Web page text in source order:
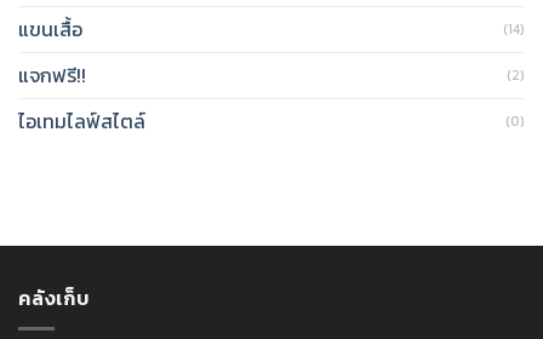
แขนเสื้อ (14)
แจกฟรี!! (2)
ไอเทมไลฟ์สไตล์ (0)
คลังเก็บ